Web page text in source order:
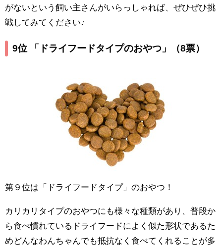
がないという飼い主さんがいらっしゃれば、ぜひぜひ挑
戦してみてください♪
9位 「ドライフードタイプのおやつ」 （8票）
第９位は「ドライフードタイプ」のおやつ！
カリカリタイプのおやつにも様々な種類があり、普段か
ら食べ慣れているドライフードによく似た形状であるた
めどんなわんちゃんでも抵抗なく食べてくれることが多